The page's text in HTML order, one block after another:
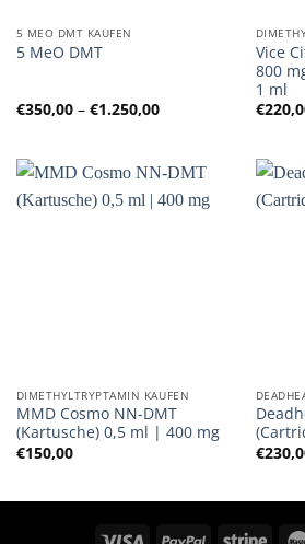
5 MEO DMT KAUFEN
5 MeO DMT
€350,00 – €1.250,00Preisspanne:
Vice
800
1 ml
€
DIMETHYLTRYPTAMIN KAUFEN
MMD Cosmo NN-DMT
(Kartusche) 0,5 ml | 400 mg
€150,00
€